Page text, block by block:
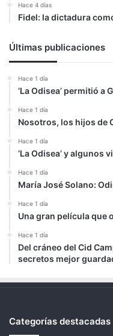
Hace 4 días
Fidel: la dictadura
Últimas publicaciones
Hace 1 día
‘La Odisea’ permitió a
Hace 1 día
Nosotros, los hijos de
Hace 1 día
‘La Odisea’ y algunos
Hace 1 día
María José Solano:
Hace 1 día
Una gran película que
Hace 1 día
Del cráneo del Cid
secretos mejor
Categorías destacadas